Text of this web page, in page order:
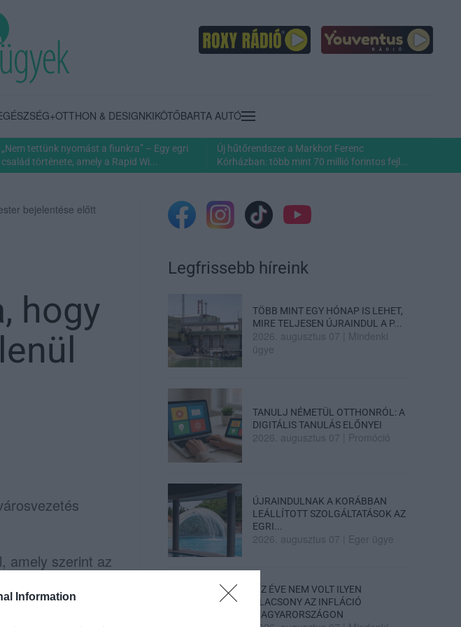
Information
OTTHON & DESIGNKIKÖTŐBARTA AUTÓ
„Nem tettünk nyomást a fiunkra” – Egy egri
család története, amely a Rapid Wi...
Új hűtőrendszer a Markhot Ferenc
Kórházban: több mint 70 millió forintos fejl...
bejelentése előtt
hogy
amely szerint az
számára" –
azEger
Legfrissebb híreink
TÖBB MINT EGY HÓNAP IS LEHET,
MIRE TELJESEN ÚJRAINDUL A P...
2026. augusztus 07
Mindenki
ügye
TANULJ NÉMETÜL OTTHONRÓL: A
DIGITÁLIS TANULÁS ELŐNYEI
2026. augusztus 07 Promóció
ÚJRAINDULNAK A KORÁBBAN
LEÁLLÍTOTT SZOLGÁLTATÁSOK AZ
EGRI...
2026. augusztus 07 Eger ügye
TÍZ ÉVE NEM VOLT ILYEN
ALACSONY AZ INFLÁCIÓ
MAGYARORSZÁGON